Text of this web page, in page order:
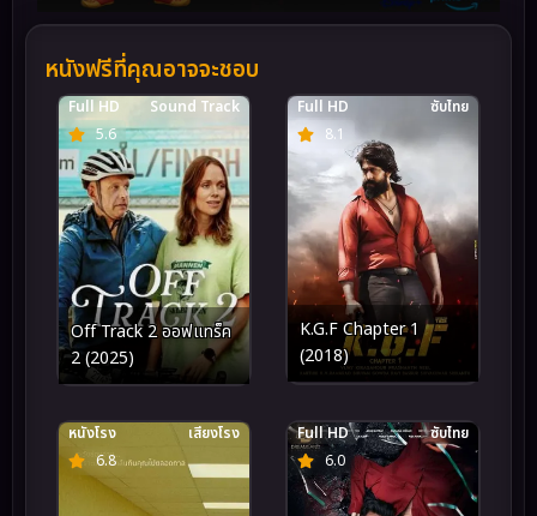
หนังฟรีที่คุณอาจจะชอบ
5.6
Full HD Sound Track
Off Track 2 ออฟแทร็ค
2 (2025)
8.1
Full HD ซับไทย
K.G.F Chapter 1
(2018)
6.8
หนังโรง เสียงโรง
6.0
Full HD ซับไทย